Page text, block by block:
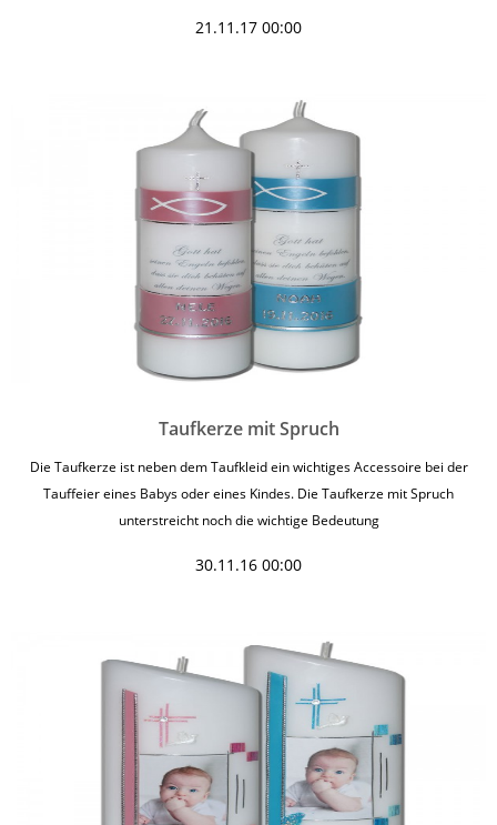
21.11.17 00:00
Taufkerze mit Spruch
Die Taufkerze ist neben dem Taufkleid ein wichtiges Accessoire bei der
Tauffeier eines Babys oder eines Kindes. Die Taufkerze mit Spruch
unterstreicht noch die wichtige Bedeutung
30.11.16 00:00